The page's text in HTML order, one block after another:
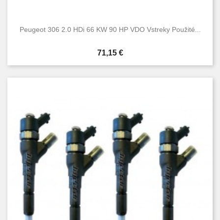
Peugeot 306 2.0 HDi 66 KW 90 HP VDO Vstreky Použité...
Cena
71,15 €